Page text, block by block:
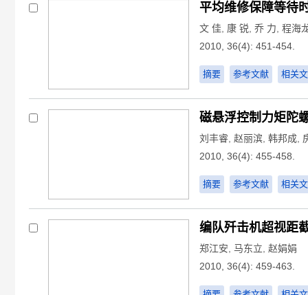
平均维修保障等待
文 佳 康 锐 乔 力 程海
2010, 36(4): 451-454.
摘要 参考文献 相关
磁悬浮控制力矩陀
刘丰睿 赵丽滨 韩邦成
2010, 36(4): 455-458.
摘要 参考文献 相关
编队歼击机超视距
郑江安 马东立 赵娟娟
2010, 36(4): 459-463.